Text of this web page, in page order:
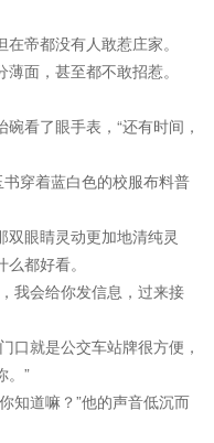
帝都没有人敢惹庄家。
面，甚至都不敢招惹。
看了眼手表，“还有时间，
穿着蓝白色的校服布料普
眼睛灵动更加地清纯灵
都好看。
我会给你发信息，过来接
口就是公交车站牌很方便，
。”
知道嘛？”他的声音低沉而